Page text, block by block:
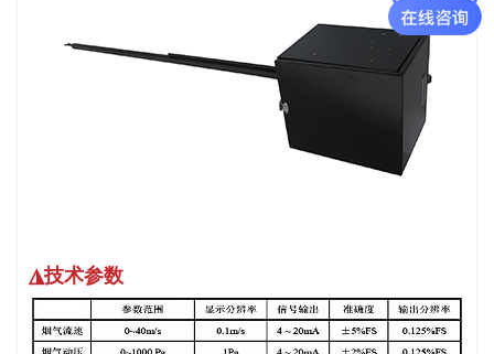
◮技术参数